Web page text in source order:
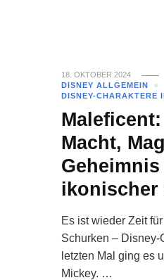
18. OKTOBER 2024
DISNEY ALLGEMEIN
DISNEY-CHARAKTERE
Macht,
ikonischer
Es ist wieder Zeit
Schurken – Disney-
letzten Mal ging es
Mickey. …